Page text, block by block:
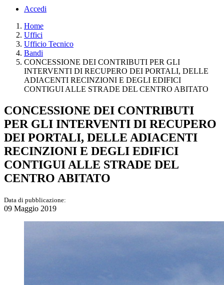
Accedi
Home
Uffici
Ufficio Tecnico
Bandi
CONCESSIONE DEI CONTRIBUTI PER GLI
INTERVENTI DI RECUPERO DEI PORTALI, DELLE
ADIACENTI RECINZIONI E DEGLI EDIFICI
CONTIGUI ALLE STRADE DEL CENTRO ABITATO
CONCESSIONE DEI CONTRIBUTI
PER GLI INTERVENTI DI RECUPERO
DEI PORTALI, DELLE ADIACENTI
RECINZIONI E DEGLI EDIFICI
CONTIGUI ALLE STRADE DEL
CENTRO ABITATO
Data di pubblicazione:
09 Maggio 2019